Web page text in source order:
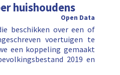
huishoudens
Open Data
beschikken over een of
voertuigen te
een koppeling gemaakt
2019 en